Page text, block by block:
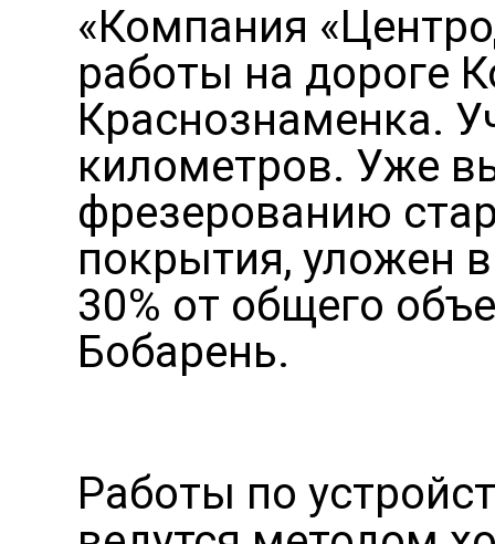
«Компания
работы на дороге
Краснознаменка.
километров. Уже
фрезерованию
покрытия, уложен
30% от общего
Бобарень.
Работы по